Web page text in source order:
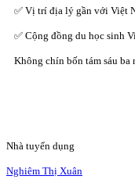
✅ Vị trí địa lý gần với Việt
✅ Cộng đồng du học sinh
Không chín bốn tám sáu ba
Nhà tuyển dụng
Nghiêm Thị Xuân